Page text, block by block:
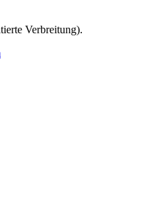
Verbreitung).